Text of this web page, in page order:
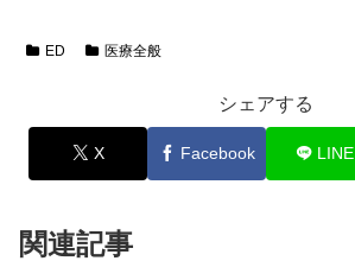
ED 医療全般
シェアする
X Facebook LINE
関連記事